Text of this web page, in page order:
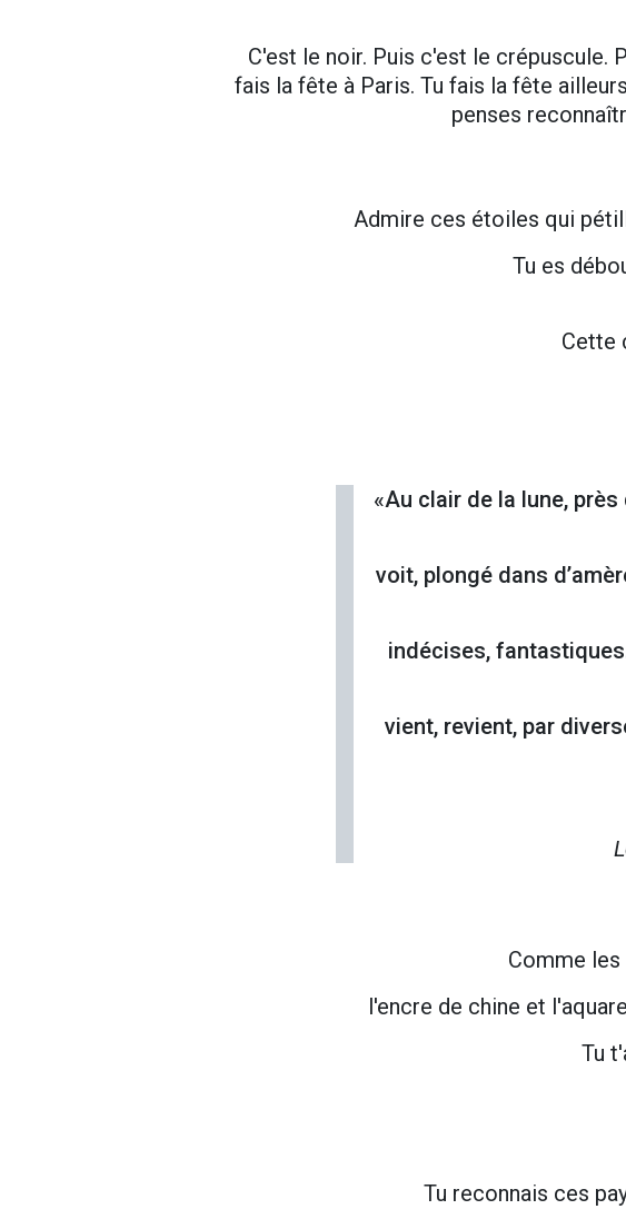
C'est le noir. Puis c'est le crépuscule.
fais la fête à Paris. Tu fais la fête
penses
Admire ces étoiles qui
Tu es
Cette
«Au clair de la lune,
voit, plongé dans
indécises,
vient, revient, par
Comme
l'encre de chine et
Tu
Tu reconnais ces